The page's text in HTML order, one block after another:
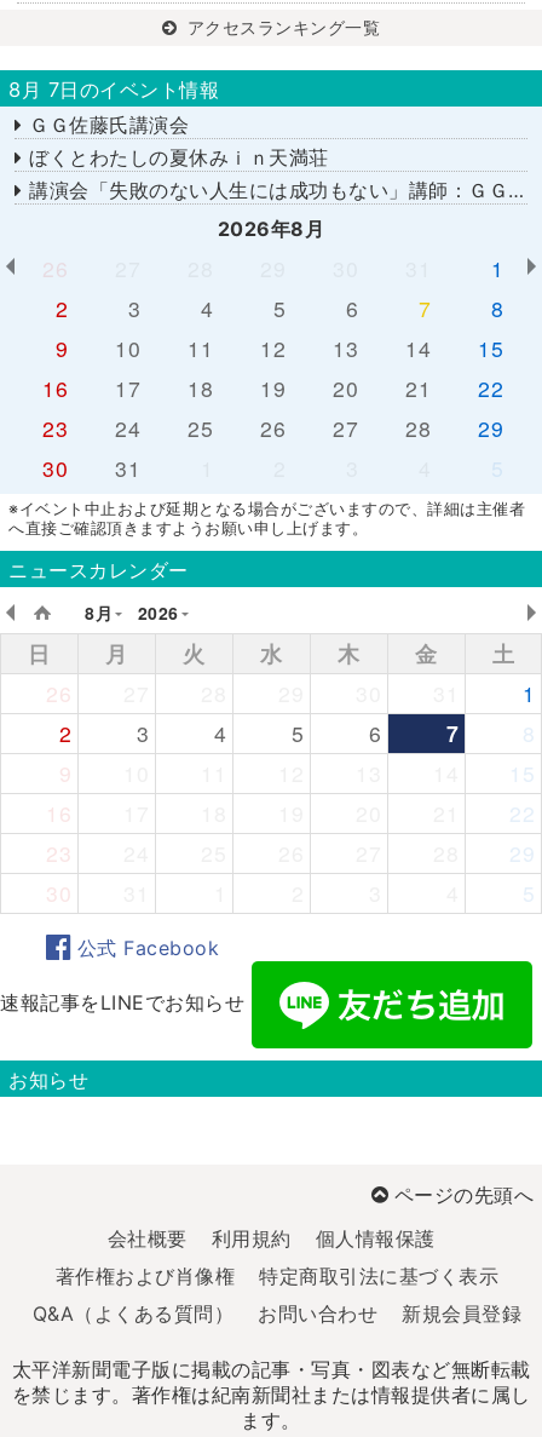
アクセスランキング一覧
8月 7日のイベント情報
ＧＧ佐藤氏講演会
ぼくとわたしの夏休みｉｎ天満荘
講演会「失敗のない人生には成功もない」講師：ＧＧ佐藤さん
2026年8月
26
1
2
3 4 5 6 7
8
9
10 11 12 13 14
15
16
17 18 19 20 21
22
23
24 25 26 27 28
29
30
31 5
※イベント中止および延期となる場合がございますので、詳細は主催者
へ直接ご確認頂きますようお願い申し上げます。
ニュースカレンダー
8月
2026
日 月 火 水 木 金
土
26
1
2
3 4 5 6 7
8
9
15
16
22
23
29
30
5
公式 Facebook
速報記事をLINEでお知らせ
お知らせ
ページの先頭へ
会社概要
利用規約
個人情報保護
著作権および肖像権
特定商取引法に基づく表示
Q&A（よくある質問）
お問い合わせ 新規会員登録
太平洋新聞電子版に掲載の記事・写真・図表など無断転載
を禁じます。著作権は紀南新聞社または情報提供者に属し
ます。